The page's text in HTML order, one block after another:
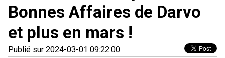
Bonnes Affaires de Darvo
et plus en mars !
Publié sur 2024-03-01 09:22:00